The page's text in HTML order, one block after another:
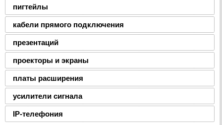
пигтейлы
кабели прямого подключения
презентаций
проекторы и экраны
платы расширения
усилители сигнала
IP-телефония